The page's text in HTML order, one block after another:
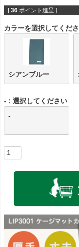
[ 36 ポイント進呈 ]
カラーを選択してくだ
シアンブルー
-
選択してください
-